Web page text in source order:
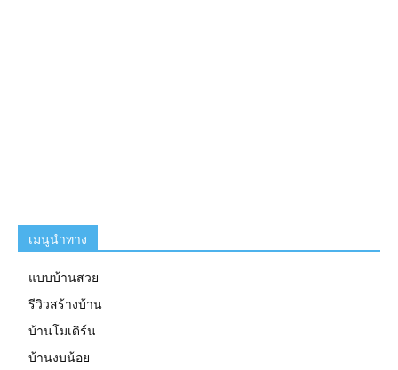
เมนูนำทาง
แบบบ้านสวย
รีวิวสร้างบ้าน
บ้านโมเดิร์น
บ้านงบน้อย